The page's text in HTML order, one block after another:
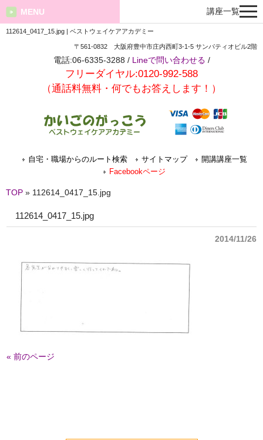
112614_0417_15.jpg | ベストウェイケアアカデミー
〒561-0832 大阪府豊中市庄内西町3-1-5 サンパティオビル2階
電話:06-6335-3288 / Lineで問い合わせる /
フリーダイヤル:0120-992-588
（通話料無料・何でもお答えします！）
自宅・職場からのルート検索 サイトマップ
開講講座一覧
Facebookページ
MENU
TOP » 112614_0417_15.jpg
112614_0417_15.jpg
2014/11/26
« 前のページ
講座一覧